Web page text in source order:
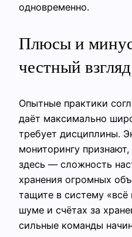
одновременно.
Плюсы и
честный
Опытные практики
даёт максимально
требует дисциплины.
мониторингу
здесь — сложность
хранения огромных
тащите в систему «всё
шуме и счётах за
сильные команды